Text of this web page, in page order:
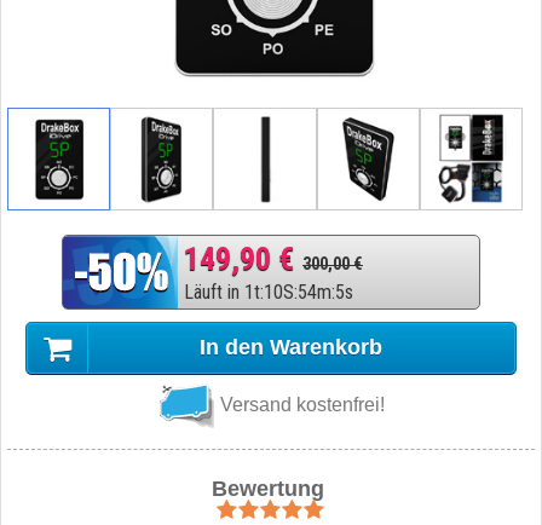
149,90 € 300,00 €
Läuft in 1t:10S:54m:4s
In den Warenkorb
Versand kostenfrei!
Bewertung